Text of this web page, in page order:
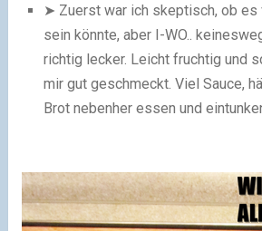
➤ Zuerst war ich skeptisch, ob
sein könnte, aber I-WO..
richtig lecker. Leicht fruchtig und
mir gut geschmeckt. Viel Sauce,
Brot nebenher essen und